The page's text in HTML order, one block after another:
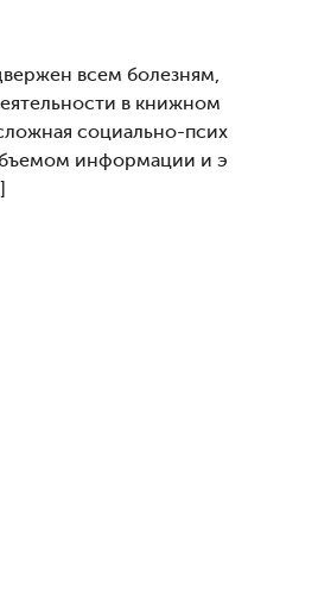
всем болезням,
в книжном
социально-псих
информации и э